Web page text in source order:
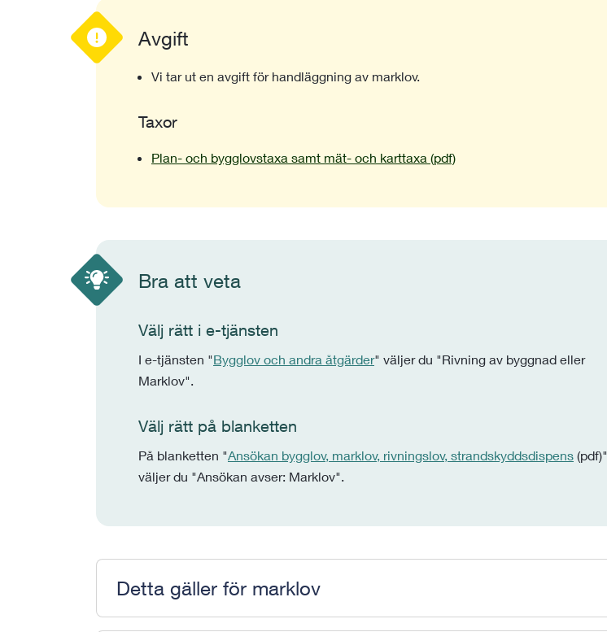
Avgift
Vi tar ut en avgift för handläggning av marklov.
Taxor
Plan- och bygglovstaxa samt mät- och karttaxa (pdf)
Bra att veta
Välj rätt i e-tjänsten
I e-tjänsten "Bygglov och andra åtgärder" väljer du "Rivning av byggnad eller
Marklov".
Välj rätt på blanketten
På blanketten "Ansökan bygglov, marklov, rivningslov, strandskyddsdispens (pdf)"
väljer du "Ansökan avser: Marklov".
Detta gäller för marklov